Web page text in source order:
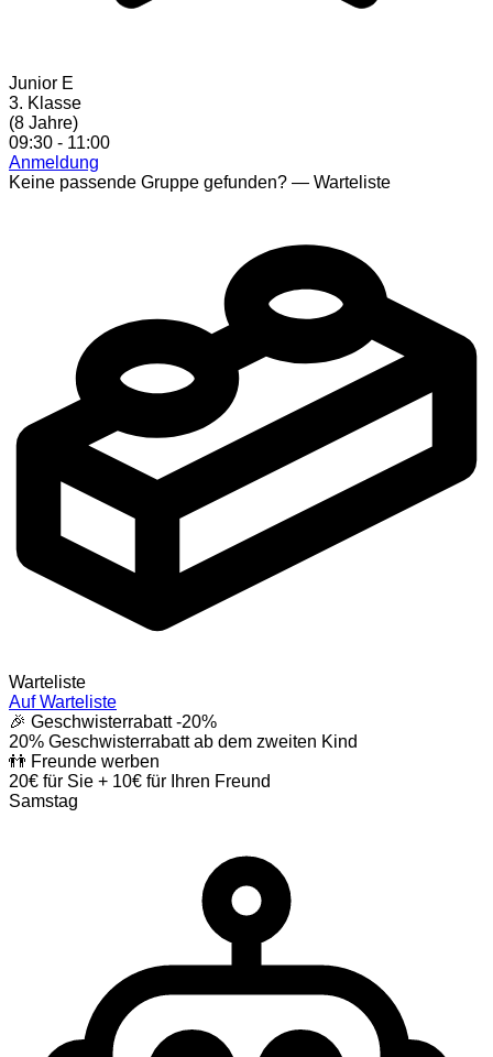
Junior E
3. Klasse
(8 Jahre)
09:30 - 11:00
Anmeldung
Keine passende Gruppe gefunden? — Warteliste
Warteliste
Auf Warteliste
🎉 Geschwisterrabatt-20%
20% Geschwisterrabatt ab dem zweiten Kind
👬 Freunde werben
20€ für Sie + 10€ für Ihren Freund
Samstag